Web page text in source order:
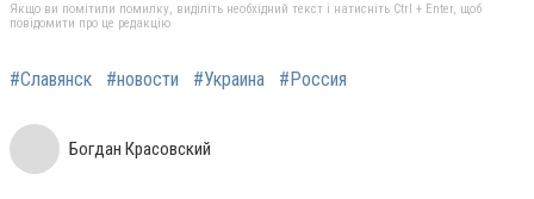
Якщо ви помітили помилку, виділіть необхідний текст і натисніть Ctrl + Enter, щоб
повідомити про це редакцію
#Славянск #новости #Украина #Россия
Богдан Красовский